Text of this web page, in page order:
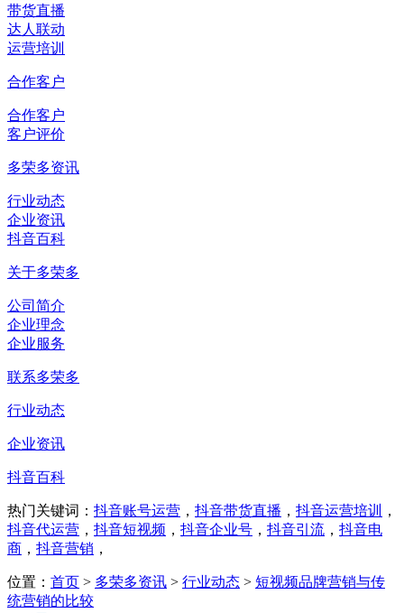
带货直播
达人联动
运营培训
合作客户
合作客户
客户评价
多荣多资讯
行业动态
企业资讯
抖音百科
关于多荣多
公司简介
企业理念
企业服务
联系多荣多
行业动态
企业资讯
抖音百科
热门关键词： 抖音账号运营 ， 抖音带货直播 ， 抖音运营培训
，
抖音代运营 ， 抖音短视频 ， 抖音企业号 ， 抖音引流 ， 抖音电
商 ， 抖音营销 ，
位置： 首页 > 多荣多资讯 > 行业动态 > 短视频品牌营销与传
统营销的比较